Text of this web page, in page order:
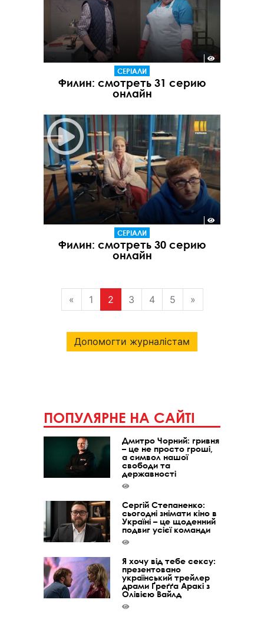
СЕРІАЛИ
Филин: смотреть 31 серию
онлайн
СЕРІАЛИ
Филин: смотреть 30 серию
онлайн
« 1 2 3 4 5 »
Допомогти журналістам
ПОПУЛЯРНЕ НА САЙТІ
Дмитро Чорний: гривня
– це не просто гроші,
а символ нашої
свободи та
державності
Сергій Степаненко:
сьогодні знімати кіно в
Україні – це щоденний
подвиг усієї команди
Я хочу від тебе сексу:
презентовано
український трейлер
драми Ґреґґа Аракі з
Олівією Вайлд